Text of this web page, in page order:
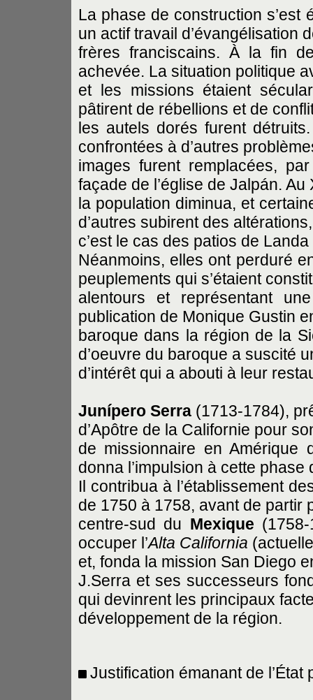
La phase de construction s’est
un actif travail d’évangélisation
frères franciscains. À la fin
achevée. La situation politique
et les missions étaient
pâtirent de rébellions et de
les autels dorés furent
confrontées à d’autres
images furent remplacées,
façade de l’église de Jalpán. Au
la population diminua, et
d’autres subirent des
c’est le cas des patios de
Néanmoins, elles ont perduré
peuplements qui s’étaient
alentours et représentant
publication de Monique Gustin
baroque dans la région de la
d’oeuvre du baroque a suscité
d’intérêt qui a abouti à leur
Junípero Serra (1713-1784),
d’Apôtre de la Californie pour
de missionnaire en
donna l’impulsion à cette phase
Il contribua à l’établissement
de 1750 à 1758, avant de partir
centre-sud du Mexique
occuper l’Alta California
et, fonda la mission San Diego
J.Serra et ses successeurs
qui devinrent les principaux
développement de la région.
Justification émanant de l’État